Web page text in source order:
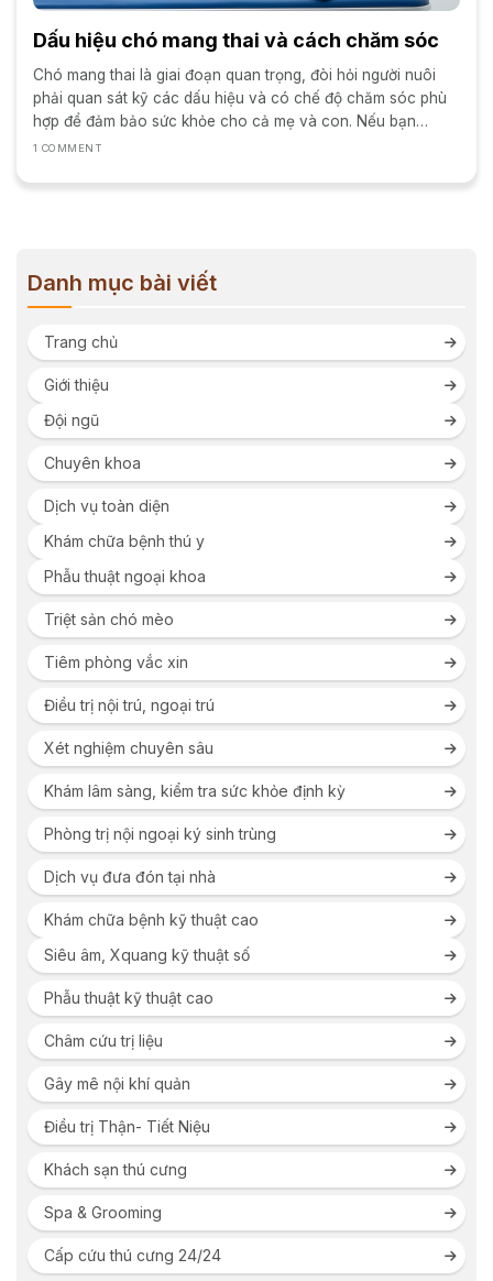
Dấu hiệu chó mang thai và cách chăm sóc
Chó mang thai là giai đoạn quan trọng, đòi hỏi người nuôi
phải quan sát kỹ các dấu hiệu và có chế độ chăm sóc phù
hợp để đảm bảo sức khỏe cho cả mẹ và con. Nếu bạn
đang...
1 COMMENT
Danh mục bài viết
Trang chủ
Giới thiệu
Đội ngũ
Chuyên khoa
Dịch vụ toàn diện
Khám chữa bệnh thú y
Phẫu thuật ngoại khoa
Triệt sản chó mèo
Tiêm phòng vắc xin
Điều trị nội trú, ngoại trú
Xét nghiệm chuyên sâu
Khám lâm sàng, kiểm tra sức khỏe định kỳ
Phòng trị nội ngoại ký sinh trùng
Dịch vụ đưa đón tại nhà
Khám chữa bệnh kỹ thuật cao
Siêu âm, Xquang kỹ thuật số
Phẫu thuật kỹ thuật cao
Châm cứu trị liệu
Gây mê nội khí quản
Điều trị Thận- Tiết Niệu
Khách sạn thú cưng
Spa & Grooming
Cấp cứu thú cưng 24/24